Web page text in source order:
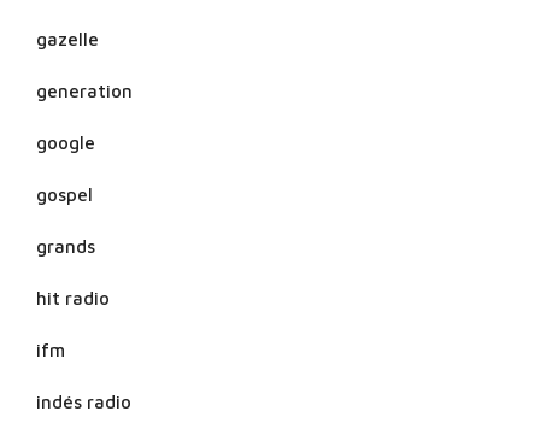
gazelle
generation
google
gospel
grands
hit radio
ifm
indés radio